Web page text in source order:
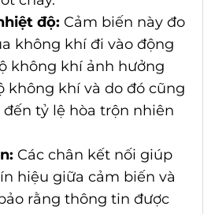
độ: Cảm biến này đo
không khí đi vào động
không khí ảnh hưởng
không khí và do đó cũng
tỷ lệ hòa trộn nhiên
Các chân kết nối giúp
hiệu giữa cảm biến và
rằng thông tin được